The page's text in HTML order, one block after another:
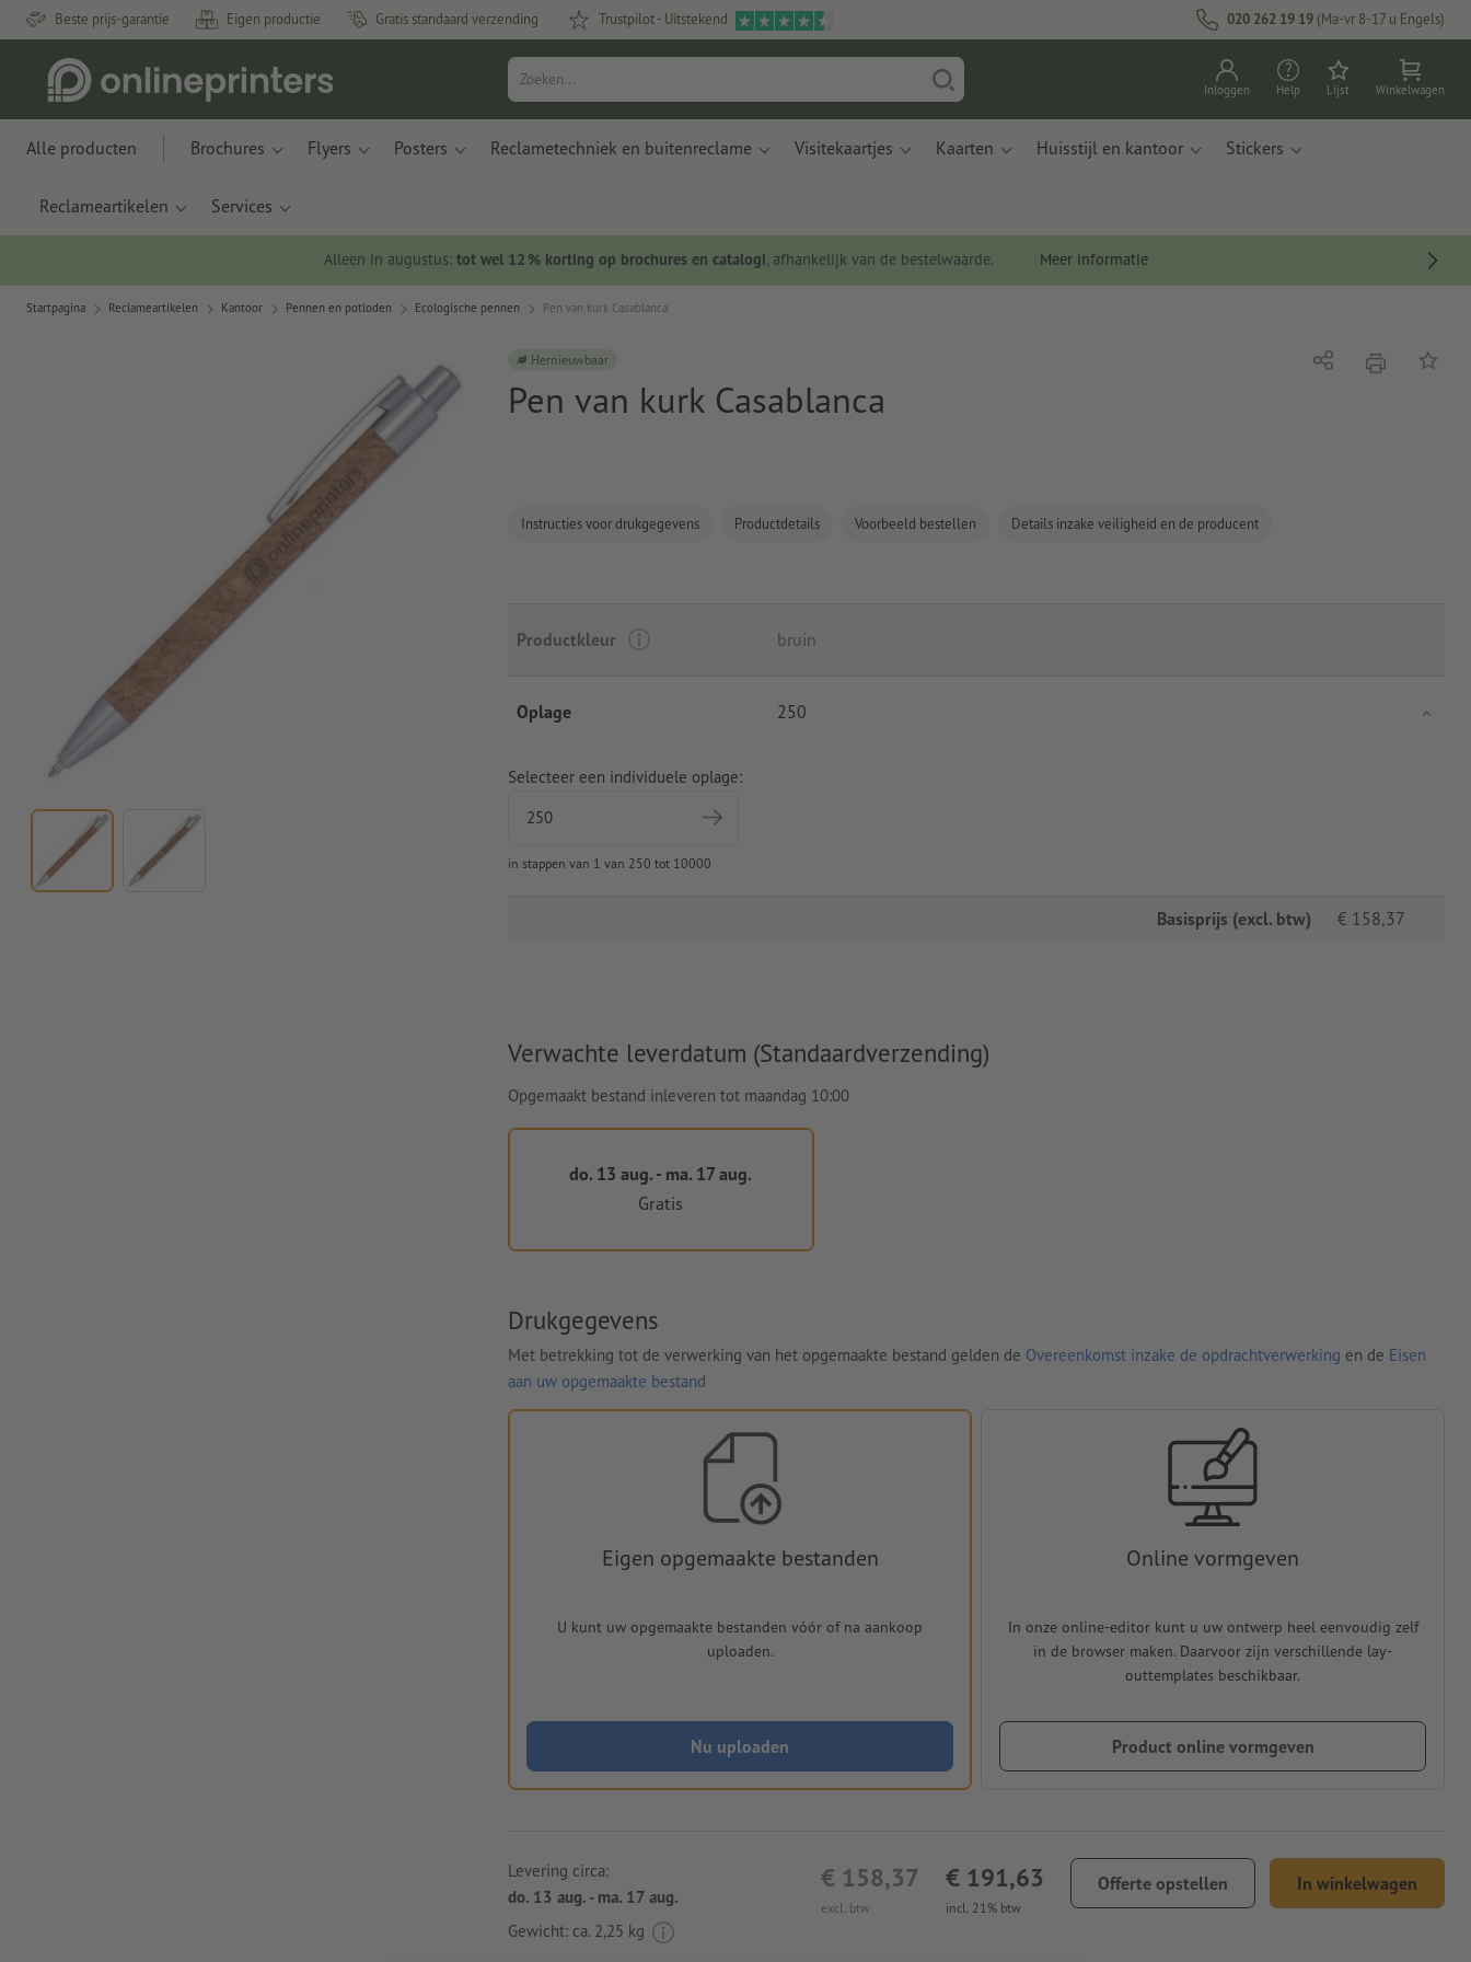
Beste prijs-garantie Eigen productie Gratis standaard verzending Trustpilot - Uitstekend 020 262 19 19 (Ma-vr 8-17 u Engels)
Inloggen Help Lijst Winkelwagen
Alle producten Brochures Flyers Posters Reclametechniek en buitenreclame Visitekaartjes Kaarten Huisstijl en kantoor Stickers
Reclameartikelen Services
Alleen in augustus: tot wel 12 % korting op brochures en catalogi, afhankelijk van de bestelwaarde. Meer informatie
Startpagina Reclameartikelen Kantoor Pennen en potloden Ecologische pennen Pen van kurk Casablanca
Hernieuwbaar
Pen van kurk Casablanca
Instructies voor drukgegevens Productdetails Voorbeeld bestellen Details inzake veiligheid en de producent
Delen afdrukkenOp de
Productkleur bruin
Oplage 250
Selecteer een individuele oplage:
in stappen van 1 van 250 tot 10000
Basisprijs (excl. btw) € 158,37
Verwachte leverdatum (Standaardverzending)
Opgemaakt bestand inleveren tot maandag 10:00
do. 13 aug. - ma. 17 aug.
Gratis
Drukgegevens
Met betrekking tot de verwerking van het opgemaakte bestand gelden de Overeenkomst inzake de opdrachtverwerking en de Eisen
aan uw opgemaakte bestand
Eigen opgemaakte bestanden
U kunt uw opgemaakte bestanden vóór of na aankoop
uploaden.
Nu uploaden
Online vormgeven
In onze online-editor kunt u uw ontwerp heel eenvoudig zelf
in de browser maken. Daarvoor zijn verschillende lay-
outtemplates beschikbaar.
Product online vormgeven
excl. btw
€ 158,37
incl. 21% btw
€ 191,63 Offerte opstellen In winkelwagen
Levering circa:
do. 13 aug. - ma. 17 aug.
Gewicht: ca. 2,25 kg